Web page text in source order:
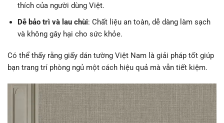
thích của người dùng Việt.
Dễ bảo trì và lau chùi: Chất liệu an toàn, dễ dàng làm sạch
và không gây hại cho sức khỏe.
Có thể thấy rằng giấy dán tường Việt Nam là giải pháp tốt giúp
bạn trang trí phòng ngủ một cách hiệu quả mà vẫn tiết kiệm.